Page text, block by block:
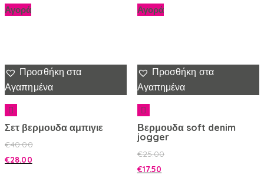
Αγορά Αγορά
Προσθήκη στα
Αγαπημένα
Σετ βερμουδα αμπιγιε
€40.00
€28.00
Προσθήκη στα
Αγαπημένα
Βερμουδα soft denim
jogger
€25.00
€17.50